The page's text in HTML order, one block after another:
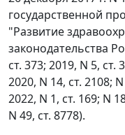
государственной
"Развитие
законодательства
ст. 373; 2019, N 5, ст.
2020, N 14, ст. 2108;
2022, N 1, ст. 169; N
N 49, ст. 8778).